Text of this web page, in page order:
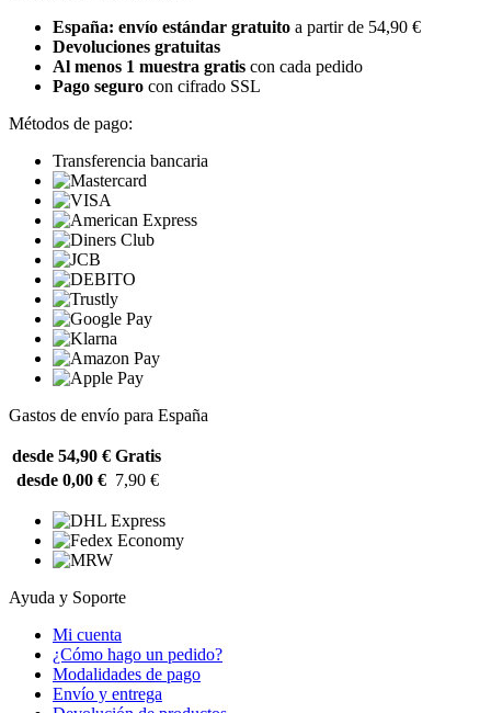
España: envío estándar gratuito a partir de 54,90 €
Devoluciones gratuitas
Al menos 1 muestra gratis con cada pedido
Pago seguro con cifrado SSL
Métodos de pago:
Transferencia bancaria
Gastos de envío para España
desde 54,90 € Gratis
desde 0,00 € 7,90 €
Ayuda y Soporte
Mi cuenta
¿Cómo hago un pedido?
Modalidades de pago
Envío y entrega